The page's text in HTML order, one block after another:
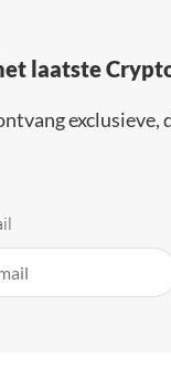
laatste